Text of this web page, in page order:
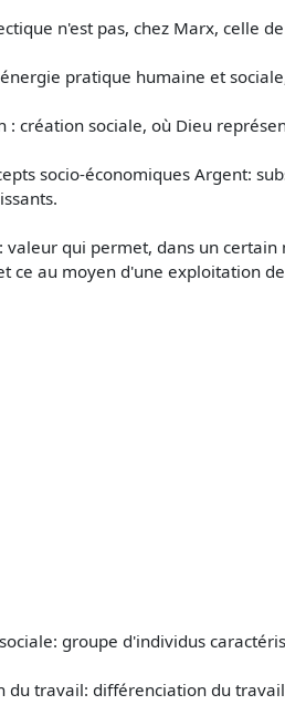
n'est pas, chez Marx, celle
pratique humaine et
: création sociale, où Dieu
socio-économiques Argent:
valeur qui permet, dans un
ce au moyen d'une exploitation
groupe d'individus
du travail: différenciation du